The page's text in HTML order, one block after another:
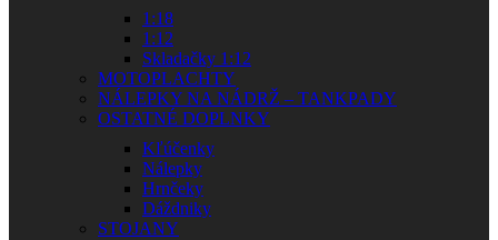
1:18
1:12
Skladačky 1:12
MOTOPLACHTY
NÁLEPKY NA NÁDRŽ – TANKPADY
OSTATNÉ DOPLNKY
Kľúčenky
Nálepky
Hrnčeky
Dáždniky
STOJANY